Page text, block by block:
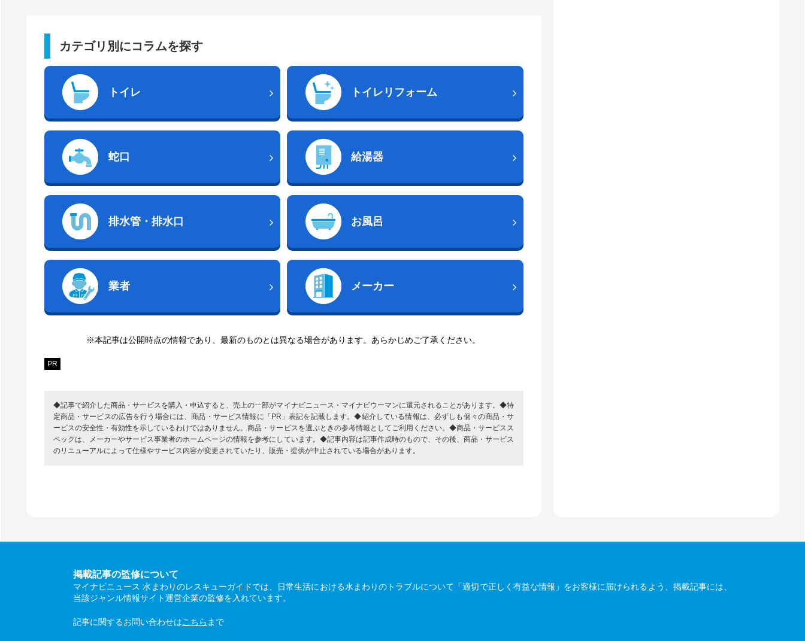
カテゴリ別にコラムを探す
トイレ トイレリフォーム
蛇口 給湯器
排水管・排水口 お風呂
業者 メーカー
※本記事は公開時点の情報であり、最新のものとは異なる場合があります。あらかじめご了承ください。
PR
◆記事で紹介した商品・サービスを購入・申込すると、売上の一部がマイナビニュース・マイナビウーマンに還元されることがあります。◆特
定商品・サービスの広告を行う場合には、商品・サービス情報に「PR」表記を記載します。◆紹介している情報は、必ずしも個々の商品・サ
ービスの安全性・有効性を示しているわけではありません。商品・サービスを選ぶときの参考情報としてご利用ください。◆商品・サービスス
ペックは、メーカーやサービス事業者のホームページの情報を参考にしています。◆記事内容は記事作成時のもので、その後、商品・サービス
のリニューアルによって仕様やサービス内容が変更されていたり、販売・提供が中止されている場合があります。
掲載記事の監修について
マイナビニュース 水まわりのレスキューガイドでは、日常生活における水まわりのトラブルについて「適切で正しく有益な情報」をお客様に届けられるよう、掲載記事には、
当該ジャンル情報サイト運営企業の監修を入れています。
記事に関するお問い合わせはこちら まで